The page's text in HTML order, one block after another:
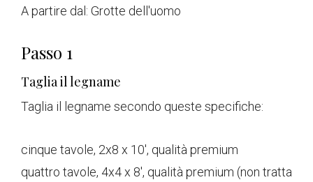
A partire dal: Grotte dell'uomo
Passo 1
Taglia il legname
Taglia il legname secondo queste specifiche:
cinque tavole, 2x8 x 10', qualità premium
quattro tavole, 4x4 x 8', qualità premium (non tratta